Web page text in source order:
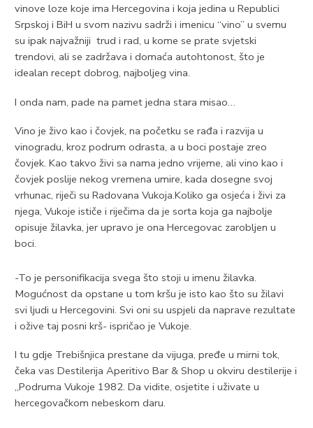
vinove loze koje ima Hercegovina i koja jedina u Republici
Srpskoj i BiH u svom nazivu sadrži i imenicu “vino” u svemu
su ipak najvažniji trud i rad, u kome se prate svjetski
trendovi, ali se zadržava i domaća autohtonost, što je
idealan recept dobrog, najboljeg vina.
I onda nam, pade na pamet jedna stara misao…
Vino je živo kao i čovjek, na početku se rađa i razvija u
vinogradu, kroz podrum odrasta, a u boci postaje zreo
čovjek. Kao takvo živi sa nama jedno vrijeme, ali vino kao i
čovjek poslije nekog vremena umire, kada dosegne svoj
vrhunac, riječi su Radovana Vukoja.Koliko ga osjeća i živi za
njega, Vukoje ističe i riječima da je sorta koja ga najbolje
opisuje žilavka, jer upravo je ona Hercegovac zarobljen u
boci.
-To je personifikacija svega što stoji u imenu žilavka.
Mogućnost da opstane u tom kršu je isto kao što su žilavi
svi ljudi u Hercegovini. Svi oni su uspjeli da naprave rezultate
i ožive taj posni krš- ispričao je Vukoje.
I tu gdje Trebišnjica prestane da vijuga, pređe u mirni tok,
čeka vas Destilerija Aperitivo Bar & Shop u okviru destilerije i
„Podruma Vukoje 1982. Da vidite, osjetite i uživate u
hercegovačkom nebeskom daru.